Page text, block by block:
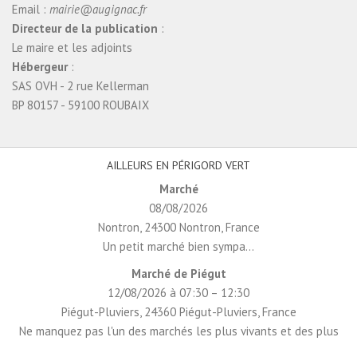
Email : mairie@augignac.fr
Directeur de la publication :
Le maire et les adjoints
Hébergeur:
SAS OVH - 2 rue Kellerman
BP 80157 - 59100 ROUBAIX
AILLEURS EN PÉRIGORD VERT
Marché
08/08/2026
Nontron, 24300 Nontron, France
Un petit marché bien sympa...
Marché de Piégut
12/08/2026 à 07:30 – 12:30
Piégut-Pluviers, 24360 Piégut-Pluviers, France
Ne manquez pas l'un des marchés les plus vivants et des plus